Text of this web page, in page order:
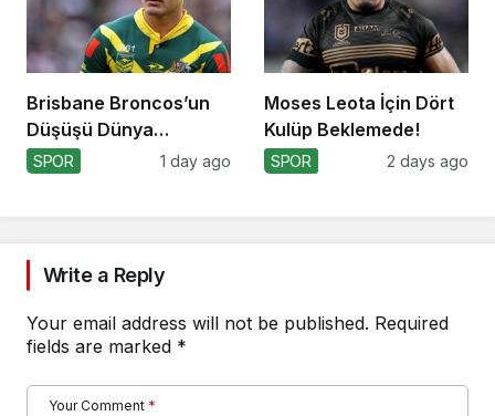
Brisbane Broncos’un
Düşüşü Dünya
Kupası’nı Etkiler mi?
SPOR 1 day ago
Moses Leota İçin Dört
Kulüp Beklemede!
SPOR 2 days ago
Write a Reply
Your email address will not be published. Required
fields are marked *
Your Comment *